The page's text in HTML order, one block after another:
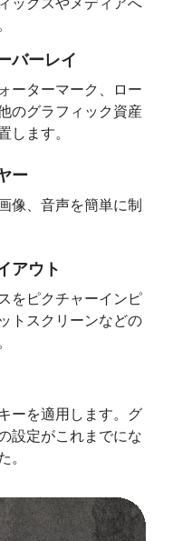
バーレイ
ーターマーク、ロー
のグラフィック資産
します。
ー
像、音声を簡単に制
アウト
をピクチャーインピ
トスクリーンなどの
ーを適用します。グ
設定がこれまでにな
。